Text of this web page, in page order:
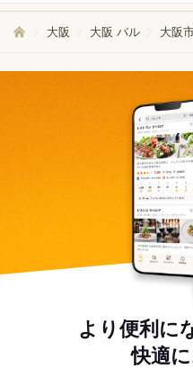
大阪 大阪 バル 大阪
より便利に
快適